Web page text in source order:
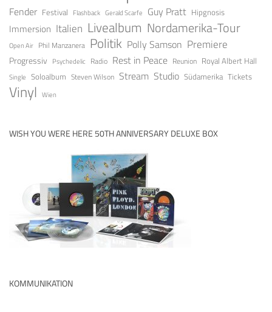
Fender Festival Flashback Gerald Scarfe Guy Pratt Hipgnosis
Immersion Italien Livealbum Nordamerika-Tour
Open Air Phil Manzanera Politik Polly Samson Premiere
Progressiv Psychedelic Radio Rest in Peace Reunion Royal Albert Hall
Single Soloalbum Steven Wilson Stream Studio Südamerika Tickets
Vinyl Wien
WISH YOU WERE HERE 50TH ANNIVERSARY DELUXE BOX
KOMMUNIKATION